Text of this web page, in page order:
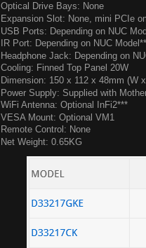
Optical Drive Bays: None
Expansion Slot: None, mini PCIe
USB Ports: Depending on NUC
IR Port: Depending on NUC Model**
Headphone Jack: Depending on
Cooling: Finned Top Panel 20W
Dimension: 150 x 112 x 48mm (W
Power Supply: Supplied with
WiFi Antenna: Optional InFi2***
VESA Mount: Optional VM1
Remote Control: None
Net Weight: 0.65KG